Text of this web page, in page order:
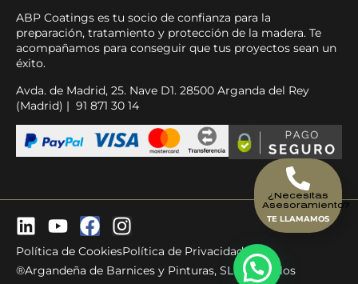
¿Necesitas
Asesoramiento?
TE LLAMAMOS
ABP Coatings es tu socio de confianza para la
preparación, tratamiento y protección de la madera. Te
acompañamos para conseguir que tus proyectos sean un
éxito.
Avda. de Madrid, 25. Nave D1. 28500 Arganda del Rey
(Madrid) | 91 871 30 14
®Argandeña de Barnices y Pinturas, SL - Todos los
Política de CookiesPolítica de Privacidad